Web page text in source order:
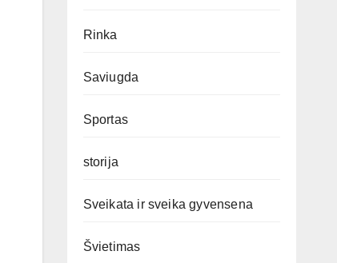
Rinka
Saviugda
Sportas
storija
Sveikata ir sveika gyvensena
Švietimas